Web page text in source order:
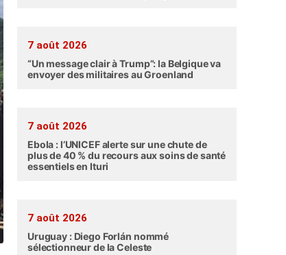
7 août 2026
“Un message clair à Trump”: la Belgique va
envoyer des militaires au Groenland
7 août 2026
Ebola : l’UNICEF alerte sur une chute de
plus de 40 % du recours aux soins de santé
essentiels en Ituri
7 août 2026
Uruguay : Diego Forlán nommé
sélectionneur de la Celeste